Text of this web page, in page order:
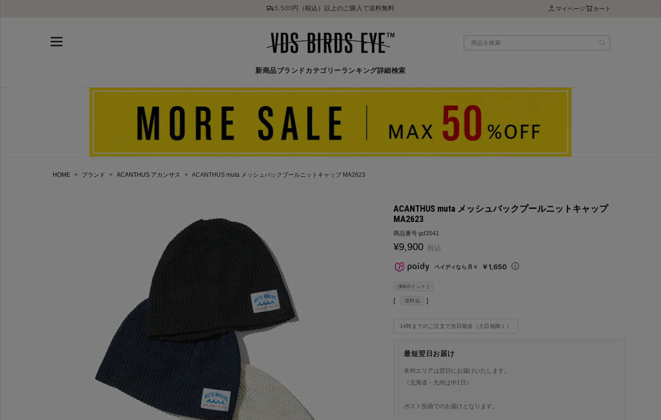
5,500円（税込）以上のご購入で送料無料 マイページ カート
新商品ブランド カテゴリーランキング詳細検索
HOME ブランド ACANTHUS アカンサス ACANTHUS muta メッシュバックプールニットキャップ MA2623
ACANTHUS muta メッシュバックプールニットキャップ
MA2623
商品番号 gd3541
¥9,900 税込
ペイディなら月々 ￥1,650
[90ポイント ]
送料込
14時までのご注文で当日発送（土日祝除く）
最短翌日お届け
本州エリアは翌日にお届けいたします。
（北海道・九州は中1日）
ポスト投函でのお届けとなります。